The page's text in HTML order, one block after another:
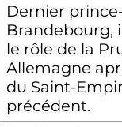
Dernier
Brandebourg,
le rôle de la
Allemagne
du Saint-
précédent.